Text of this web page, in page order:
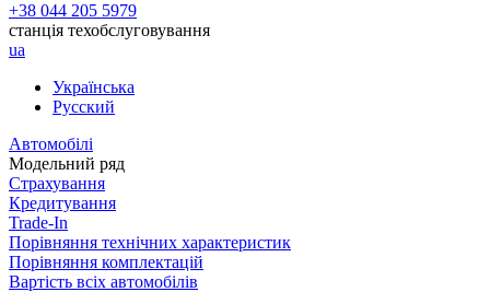
+38 044 205 5979
станція техобслуговування
ua
Українська
Русский
Автомобілі
Модельний ряд
Страхування
Кредитування
Trade-In
Порівняння технічних характеристик
Порівняння комплектацій
Вартість всіх автомобілів